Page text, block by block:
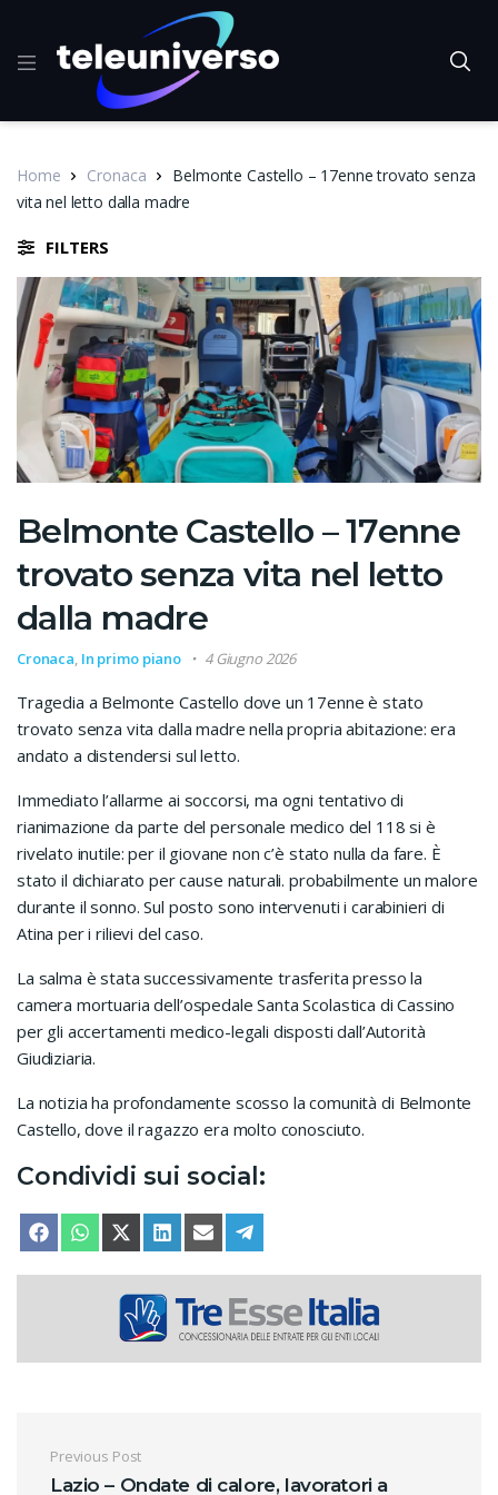
Home Cronaca
Belmonte Castello – 17enne trovato senza
vita nel letto dalla madre
FILTERS
Belmonte Castello – 17enne
trovato senza vita nel letto
dalla madre
Cronaca, In primo piano 4 Giugno 2026
Tragedia a Belmonte Castello dove un 17enne è stato
trovato senza vita dalla madre nella propria abitazione: era
andato a distendersi sul letto.
Immediato l’allarme ai soccorsi, ma ogni tentativo di
rianimazione da parte del personale medico del 118 si è
rivelato inutile: per il giovane non c’è stato nulla da fare. È
stato il dichiarato per cause naturali. probabilmente un malore
durante il sonno. Sul posto sono intervenuti i carabinieri di
Atina per i rilievi del caso.
La salma è stata successivamente trasferita presso la
camera mortuaria dell’ospedale Santa Scolastica di Cassino
per gli accertamenti medico-legali disposti dall’Autorità
Giudiziaria.
La notizia ha profondamente scosso la comunità di Belmonte
Castello, dove il ragazzo era molto conosciuto.
Condividi sui social:
SHARE ON
FACEBOOKSHARE ON
WHATSAPPSHARE ON
X (TWITTER)
SHARE ON
LINKEDINSHARE ON
EMAIL
Navigazione articoli
Previous Post
Lazio – Ondate di calore, lavoratori a